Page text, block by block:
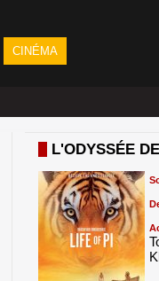
CINÉMA
L'ODYSSÉE